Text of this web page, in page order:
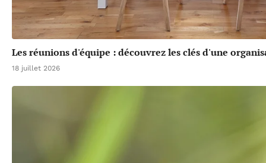
Les réunions d'équipe : découvrez les clés d'une
18 juillet 2026